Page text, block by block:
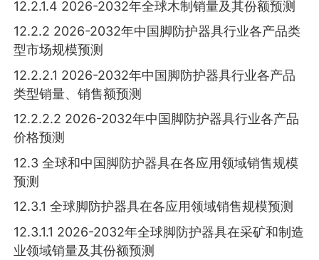
12.2.1.4 2026-2032年全球木制销量及其份额预测
12.2.2 2026-2032年中国脚防护器具行业各产品类
型市场规模预测
12.2.2.1 2026-2032年中国脚防护器具行业各产品
类型销量、销售额预测
12.2.2.2 2026-2032年中国脚防护器具行业各产品
价格预测
12.3 全球和中国脚防护器具在各应用领域销售规模
预测
12.3.1 全球脚防护器具在各应用领域销售规模预测
12.3.1.1 2026-2032年全球脚防护器具在采矿和制造
业领域销量及其份额预测